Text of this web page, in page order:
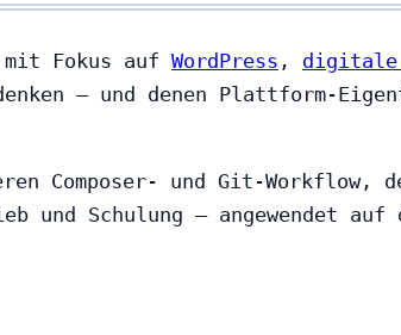
mit Fokus auf WordPress , digitale
— und denen Plattform-
Composer- und Git-
und Schulung — angewendet